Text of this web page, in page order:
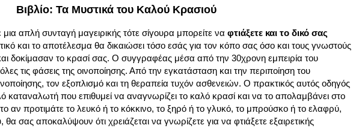
Βιβλίο: Τα Μυστικά του Καλού Κρασιού
απλή συνταγή μαγειρικής τότε σίγουρα μπορείτε να φτιάξετε και το δικό σας
και το αποτέλεσμα θα δικαιώσει τόσο εσάς για τον κόπο σας όσο και τους γνωστούς
δοκίμασαν το κρασί σας. Ο συγγραφέας μέσα από την 30χρονη εμπειρία του
τις φάσεις της οινοποίησης. Από την εγκατάσταση και την περιποίηση του
τον εξοπλισμό και τη θεραπεία τυχόν ασθενειών. Ο πρακτικός αυτός οδηγός
καταναλωτή που επιθυμεί να αναγνωρίζει το καλό κρασί και να το απολαμβάνει στο
αν προτιμάτε το λευκό ή το κόκκινο, το ξηρό ή το γλυκό, το μπρούσκο ή το ελαφρύ,
σας αποκαλύψουν ότι χρειάζεται να γνωρίζετε για να φτιάξετε εξαιρετικής